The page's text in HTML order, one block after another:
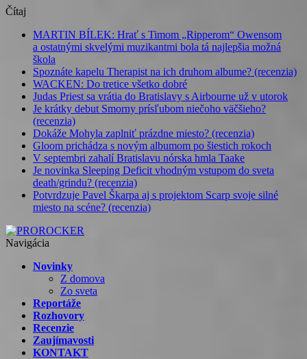
Čítaj
MARTIN BÍLEK: Hrať s Timom „Ripperom“ Owensom
a ostatnými skvelými muzikantmi bola tá najlepšia možná
škola
Spoznáte kapelu Therapist na ich druhom albume? (recenzia)
WACKEN: Do tretice všetko dobré
Judas Priest sa vrátia do Bratislavy s Airbourne už v utorok
Je krátky debut Smorny prísľubom niečoho väčšieho?
(recenzia)
Dokáže Mohyla zaplniť prázdne miesto? (recenzia)
Gloom prichádza s novým albumom po šiestich rokoch
V septembri zahalí Bratislavu nórska hmla Taake
Je novinka Sleeping Deficit vhodným vstupom do sveta
death/grindu? (recenzia)
Potvrdzuje Pavel Škarpa aj s projektom Scarp svoje silné
miesto na scéne? (recenzia)
Navigácia
Novinky
Z domova
Zo sveta
Reportáže
Rozhovory
Recenzie
Zaujímavosti
KONTAKT